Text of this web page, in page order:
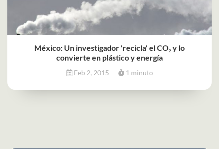
México: Un investigador 'recicla' el CO₂ y lo
convierte en plástico y energía
Feb 2, 2015 1 minuto